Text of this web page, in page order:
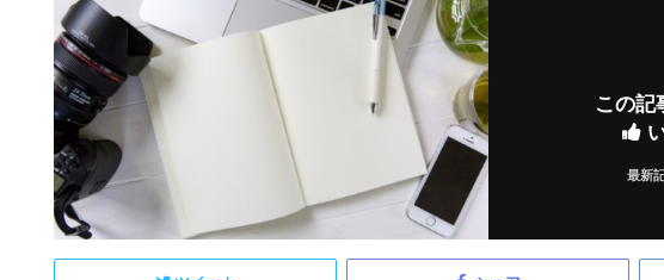
この記
最新